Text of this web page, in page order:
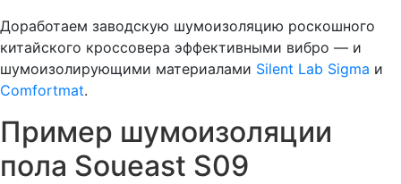
Доработаем заводскую шумоизоляцию роскошного
китайского кроссовера эффективными вибро — и
шумоизолирующими материалами Silent Lab Sigma и
Comfortmat.
Пример шумоизоляции
пола Soueast S09